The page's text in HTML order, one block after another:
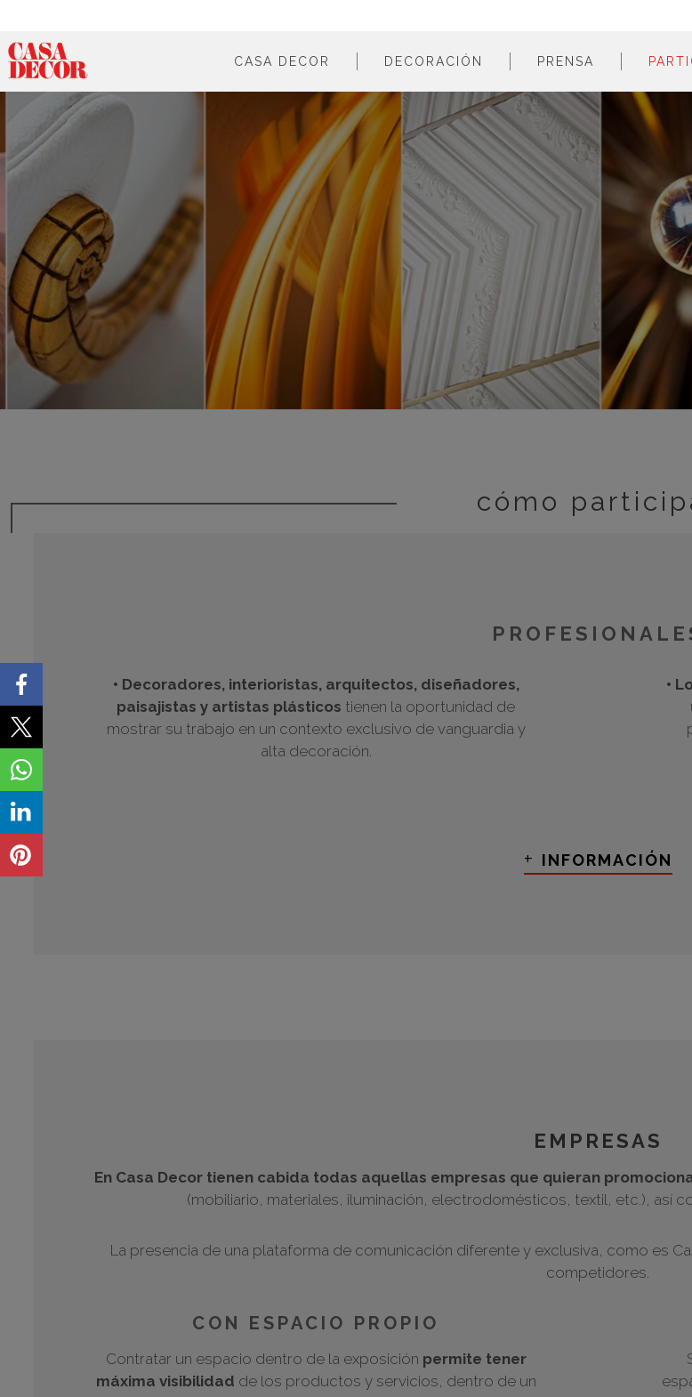
CASA DECOR
¿qué es?
en cifras
cómo participar
en los medios
DECORACIÓN
estancias
colores
estilos
materiales
PRENSA
cómo
• Decoradores, interioristas, arquitectos, diseñadores,
paisajistas y artistas plásticos tienen la oportunidad de
mostrar su trabajo en un contexto exclusivo de vanguardia y
alta decoración.
•
+ INFORMACIÓN
EMPRESAS
En Casa Decor tienen cabida todas aquellas empresas que quieran
(mobiliario, materiales, iluminación, electrodomésticos, textil, etc.), así
La presencia de una plataforma de comunicación diferente y exclusiva, como es
competidores.
CON ESPACIO PROPIO
Contratar un espacio dentro de la exposición permite tener
máxima visibilidad de los productos y servicios, dentro de un